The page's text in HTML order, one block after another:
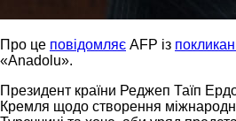
Про це повідомляє AFP із
«Anadolu».
Президент країни Реджеп Таїп
Кремля щодо створення